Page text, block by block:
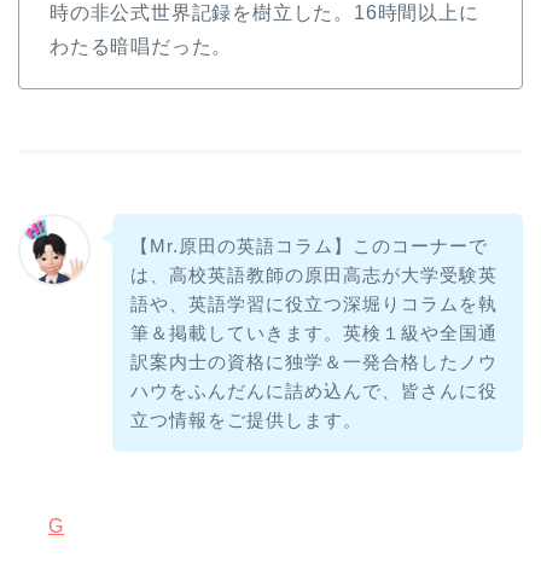
時の非公式世界記録を樹立した。16時間以上に
わたる暗唱だった。
【Mr.原田の英語コラム】このコーナーで
は、高校英語教師の原田高志が大学受験英
語や、英語学習に役立つ深堀りコラムを執
筆＆掲載していきます。英検１級や全国通
訳案内士の資格に独学＆一発合格したノウ
ハウをふんだんに詰め込んで、皆さんに役
立つ情報をご提供します。
G